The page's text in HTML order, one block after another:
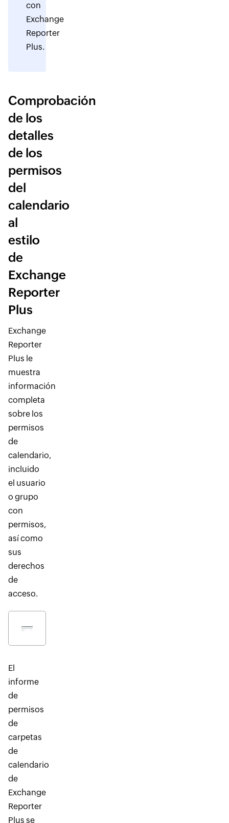
con
Exchange
Reporter
Plus.
Comprobación
de los
detalles
de los
permisos
del
calendario
al
estilo
de
Exchange
Reporter
Plus
Exchange
Reporter
Plus le
muestra
información
completa
sobre los
permisos
de
calendario,
incluido
el usuario
o grupo
con
permisos,
así como
sus
derechos
de
acceso.
El
informe
de
permisos
de
carpetas
de
calendario
de
Exchange
Reporter
Plus se